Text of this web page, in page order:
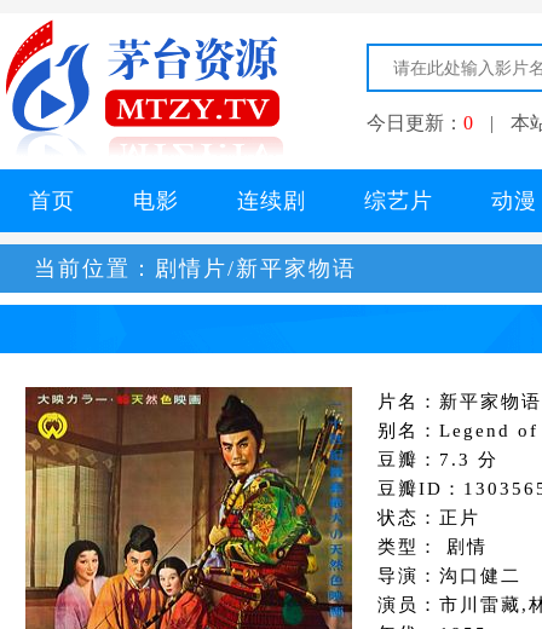
今日更新： 0 | 本
首页 电影 连续剧 综艺片 动漫
当前位置： 剧情片/新平家物语
片名：新平家物语
别名：Legend
豆瓣：7.3 分
豆瓣ID：
状态：正片
类型： 剧情
导演：沟口健二
演员：市川雷藏,